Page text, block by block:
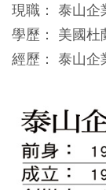
現職： 泰山企
學歷： 美國杜
經歷： 泰山企